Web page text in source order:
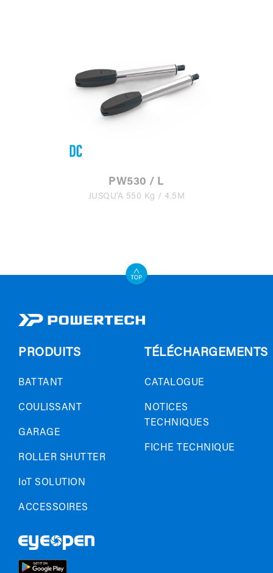
PW530 / L
JUSQU'À 550 Kg / 4.5M
PRODUITS
BATTANT
COULISSANT
GARAGE
ROLLER SHUTTER
IoT SOLUTION
ACCESSOIRES
TÉLÉCHARGEMENTS
CATALOGUE
NOTICES
TECHNIQUES
FICHE TECHNIQUE